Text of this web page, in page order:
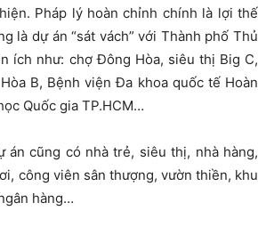
Pháp lý hoàn chỉnh chính là lợi thế
là dự án “sát vách” với Thành phố Thủ
ích như: chợ Đông Hòa, siêu thị Big C,
B, Bệnh viện Đa khoa quốc tế Hoàn
Quốc gia TP.HCM…
án cũng có nhà trẻ, siêu thị, nhà hàng,
công viên sân thượng, vườn thiền, khu
hàng…